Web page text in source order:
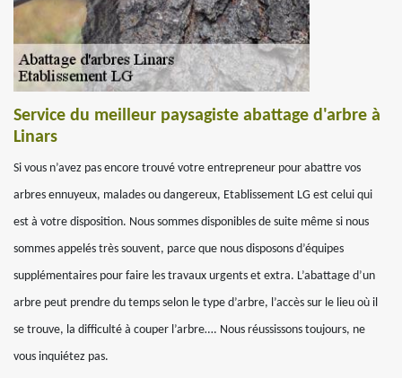
Service du meilleur paysagiste abattage d'arbre à
Linars
Si vous n’avez pas encore trouvé votre entrepreneur pour abattre vos
arbres ennuyeux, malades ou dangereux, Etablissement LG est celui qui
est à votre disposition. Nous sommes disponibles de suite même si nous
sommes appelés très souvent, parce que nous disposons d’équipes
supplémentaires pour faire les travaux urgents et extra. L’abattage d’un
arbre peut prendre du temps selon le type d’arbre, l’accès sur le lieu où il
se trouve, la difficulté à couper l’arbre…. Nous réussissons toujours, ne
vous inquiétez pas.